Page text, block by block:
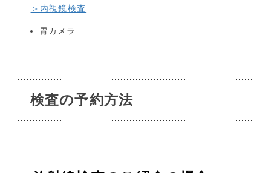
＞内視鏡検査
胃カメラ
検査の予約方法